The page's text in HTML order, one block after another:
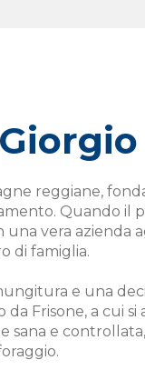
reggiane,
Quando il
vera azienda
di famiglia.
e una
Frisone, a cui
sana e